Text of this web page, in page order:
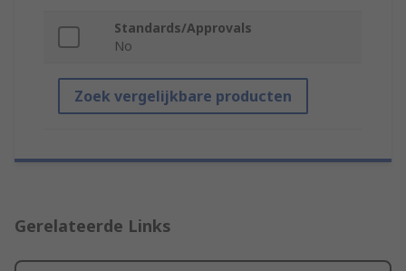
Standards/Approvals
No
Zoek vergelijkbare producten
Gerelateerde Links